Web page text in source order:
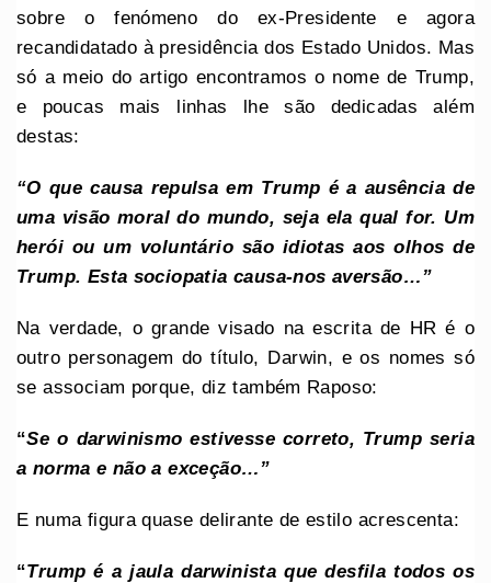
sobre o fenómeno do ex-Presidente e agora
recandidatado à presidência dos Estado Unidos. Mas
só a meio do artigo encontramos o nome de Trump,
e poucas mais linhas lhe são dedicadas além
destas:
“O que causa repulsa em Trump é a ausência de
uma visão moral do mundo, seja ela qual for. Um
herói ou um voluntário são idiotas aos olhos de
Trump. Esta sociopatia causa-nos aversão…”
Na verdade, o grande visado na escrita de HR é o
outro personagem do título, Darwin, e os nomes só
se associam porque, diz também Raposo:
“Se o darwinismo estivesse correto, Trump seria
a norma e não a exceção…”
E numa figura quase delirante de estilo acrescenta:
“Trump é a jaula darwinista que desfila todos os